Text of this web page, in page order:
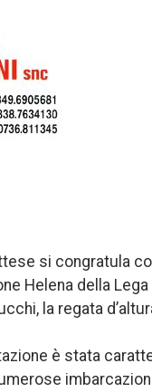
si congratula
Helena della
la regata
è stata